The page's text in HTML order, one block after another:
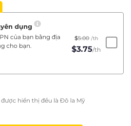
dụng
của bạn bằng địa
cho bạn.
$5.00 /th
$3.75/th
hiển thị đều là Đô la Mỹ